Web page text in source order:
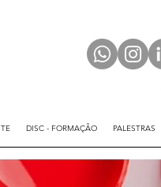
DISC - FORMAÇÃO PALESTRAS